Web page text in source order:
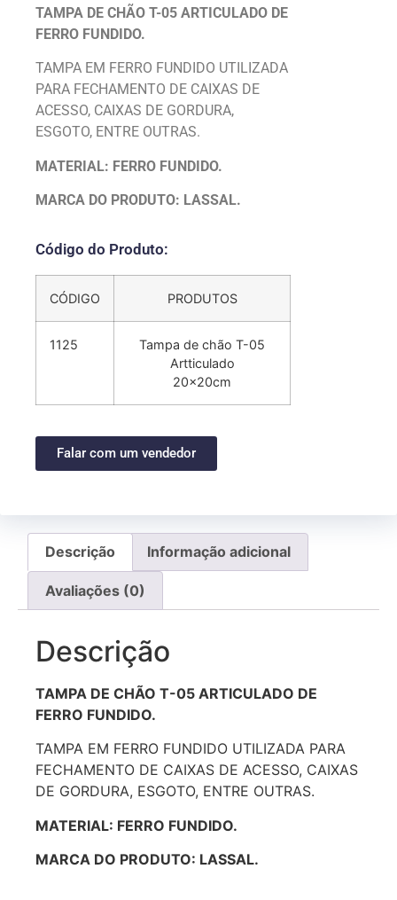
TAMPA DE CHÃO T-05 ARTICULADO DE
FERRO FUNDIDO.
TAMPA EM FERRO FUNDIDO UTILIZADA
PARA FECHAMENTO DE CAIXAS DE
ACESSO, CAIXAS DE GORDURA,
ESGOTO, ENTRE OUTRAS.
MATERIAL: FERRO FUNDIDO.
MARCA DO PRODUTO: LASSAL.
Código do Produto:
CÓDIGO PRODUTOS
1125
Tampa de chão T-05
Artticulado
20x20cm
Falar com um vendedor
Descrição Informação adicional
Avaliações (0)
Descrição
TAMPA DE CHÃO T-05 ARTICULADO DE
FERRO FUNDIDO.
TAMPA EM FERRO FUNDIDO UTILIZADA PARA
FECHAMENTO DE CAIXAS DE ACESSO, CAIXAS
DE GORDURA, ESGOTO, ENTRE OUTRAS.
MATERIAL: FERRO FUNDIDO.
MARCA DO PRODUTO: LASSAL.